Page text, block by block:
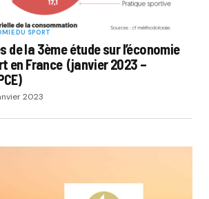
DU SPORT
de la 3ème étude sur l’économie
en France (janvier 2023 –
2023